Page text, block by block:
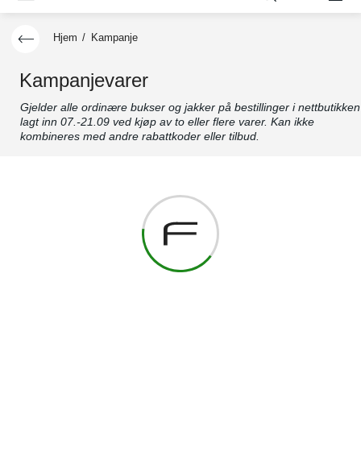
Hjem / Kampanje
Kampanjevarer
Gjelder alle ordinære bukser og jakker på bestillinger i nettbutikken
lagt inn 07.-21.09 ved kjøp av to eller flere varer. Kan ikke
kombineres med andre rabattkoder eller tilbud.